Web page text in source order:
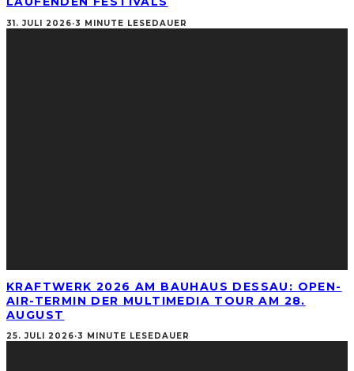
31. JULI 2026·3 MINUTE LESEDAUER
KRAFTWERK 2026 AM BAUHAUS DESSAU: OPEN-
AIR-TERMIN DER MULTIMEDIA TOUR AM 28.
AUGUST
25. JULI 2026·3 MINUTE LESEDAUER